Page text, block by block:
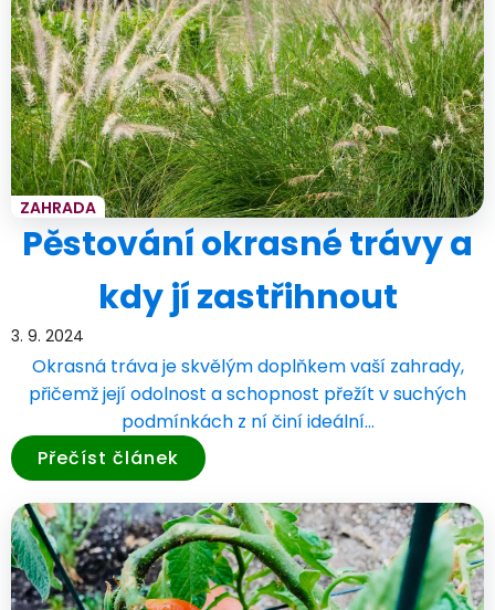
ZAHRADA
Pěstování okrasné trávy a
kdy jí zastřihnout
3. 9. 2024
Okrasná tráva je skvělým doplňkem vaší zahrady,
přičemž její odolnost a schopnost přežít v suchých
podmínkách z ní činí ideální…
Přečíst článek